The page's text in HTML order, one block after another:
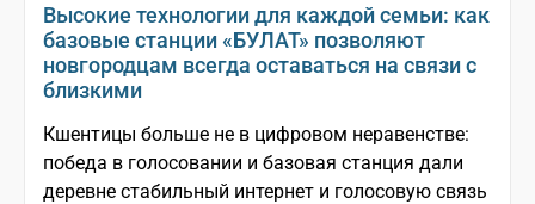
Высокие технологии для каждой семьи: как
базовые станции «БУЛАТ» позволяют
новгородцам всегда оставаться на связи с
близкими
Кшентицы больше не в цифровом неравенстве:
победа в голосовании и базовая станция дали
деревне стабильный интернет и голосовую связь